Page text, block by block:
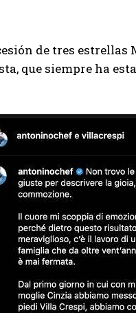
de tres
que siempre ha